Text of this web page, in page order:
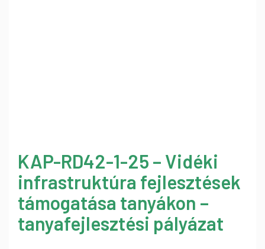
KAP-RD42-1-25 – Vidéki
infrastruktúra fejlesztések
támogatása tanyákon –
tanyafejlesztési pályázat